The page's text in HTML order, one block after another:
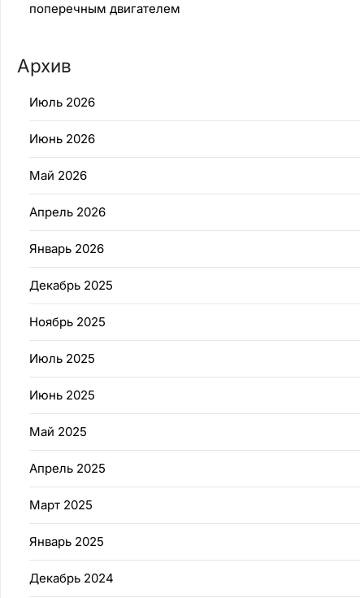
поперечным двигателем
Архив
Июль 2026
Июнь 2026
Май 2026
Апрель 2026
Январь 2026
Декабрь 2025
Ноябрь 2025
Июль 2025
Июнь 2025
Май 2025
Апрель 2025
Март 2025
Январь 2025
Декабрь 2024